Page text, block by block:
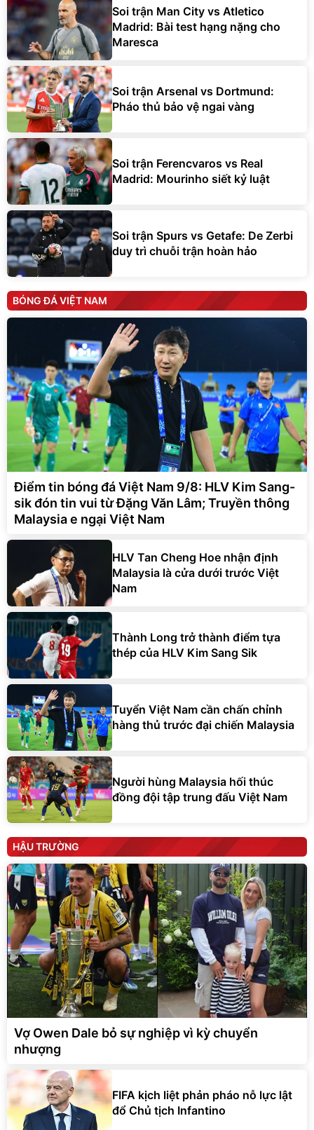
Soi trận Man City vs Atletico
Madrid: Bài test hạng nặng cho
Maresca
Soi trận Arsenal vs Dortmund:
Pháo thủ bảo vệ ngai vàng
Soi trận Ferencvaros vs Real
Madrid: Mourinho siết kỷ luật
Soi trận Spurs vs Getafe: De Zerbi
duy trì chuỗi trận hoàn hảo
BÓNG ĐÁ VIỆT NAM
Điểm tin bóng đá Việt Nam 9/8: HLV Kim Sang-
sik đón tin vui từ Đặng Văn Lâm; Truyền thông
Malaysia e ngại Việt Nam
HLV Tan Cheng Hoe nhận định
Malaysia là cửa dưới trước Việt
Nam
Thành Long trở thành điểm tựa
thép của HLV Kim Sang Sik
Tuyển Việt Nam cần chấn chỉnh
hàng thủ trước đại chiến Malaysia
Người hùng Malaysia hối thúc
đồng đội tập trung đấu Việt Nam
HẬU TRƯỜNG
Vợ Owen Dale bỏ sự nghiệp vì kỳ chuyển
nhượng
FIFA kịch liệt phản pháo nỗ lực lật
đổ Chủ tịch Infantino